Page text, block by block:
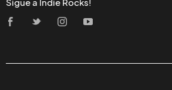
Sigue a Indie Rocks!